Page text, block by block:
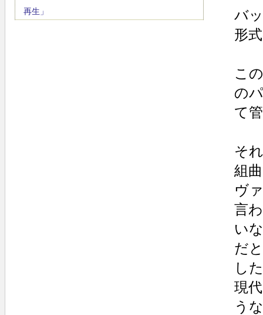
再生」
バ
形
こ
の
て
そ
組
ヴ
言
い
だ
し
現
う